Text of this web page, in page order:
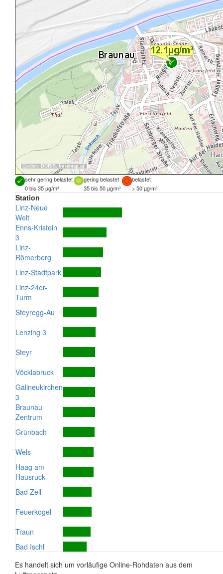
Quellen: DORIS, basemap.at
sehr gering belastet gering belastet
belastet
0 bis 35 µg/m³
35 bis 50 µg/m³ > 50 µg/m³
Station
Linz-Neue
Welt
Enns-Kristein
3
Linz-
Römerberg
Linz-Stadtpark
Linz-24er-
Turm
Steyregg-Au
Lenzing 3
Steyr
Vöcklabruck
Gallneukirchen
3
Braunau
Zentrum
Grünbach
Wels
Haag am
Hausruck
Bad Zell
Feuerkogel
Traun
Bad Ischl
Es handelt sich um vorläufige Online-Rohdaten aus dem